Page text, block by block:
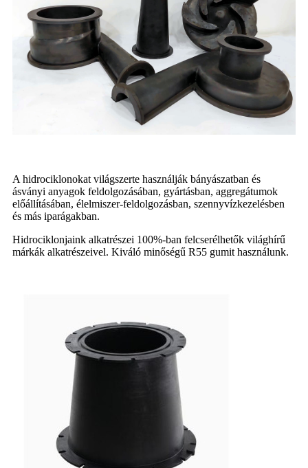
A hidrociklonokat világszerte használják bányászatban és
ásványi anyagok feldolgozásában, gyártásban, aggregátumok
előállításában, élelmiszer-feldolgozásban, szennyvízkezelésben
és más iparágakban.
Hidrociklonjaink alkatrészei 100%-ban felcserélhetők világhírű
márkák alkatrészeivel. Kiváló minőségű R55 gumit használunk.